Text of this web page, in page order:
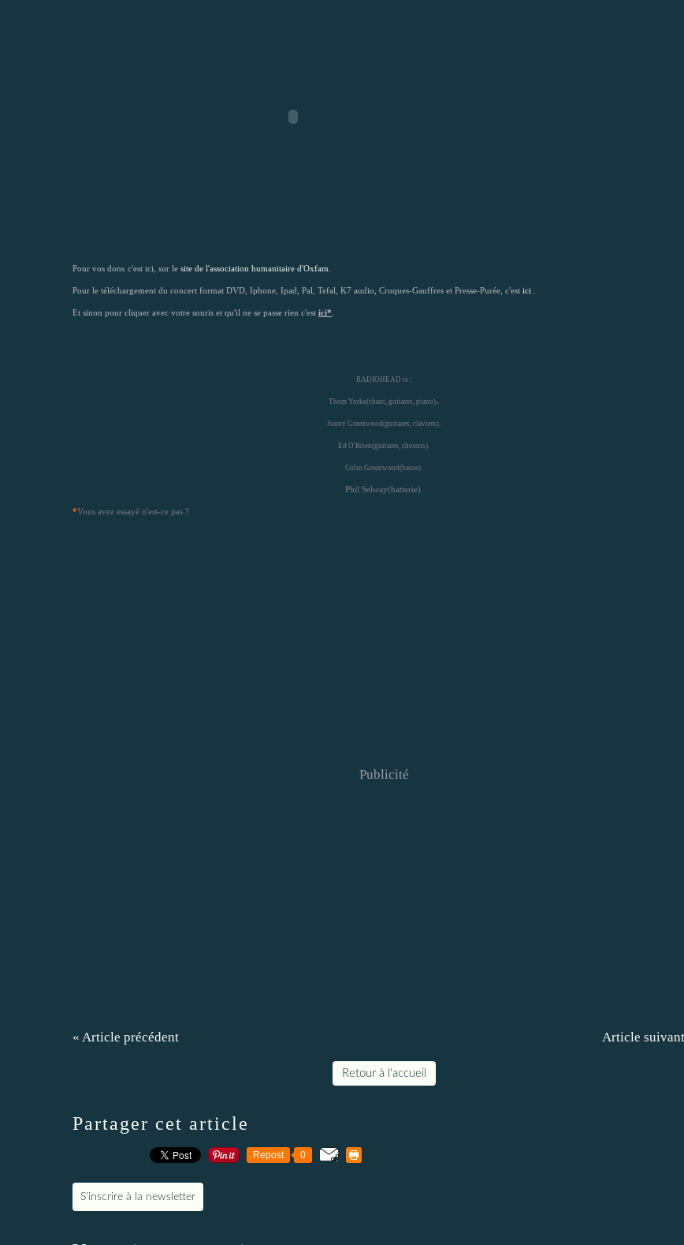
Pour vos dons c'est ici, sur le site de l'association humanitaire d'Oxfam
Pour le téléchargement du concert format DVD, Iphone, Ipad, Pal, Tefal, K7 audio, Croques-Gauffres et Presse-Purée, c'est ici
Et sinon pour cliquer avec votre souris et qu'il ne se passe rien c'est ici*
RADIOHEAD is :
Thom Yorke(chant, guitares, piano).
Jonny Greenwood(guitares, claviers).
Ed O'Brien(guitares, choeurs).
Colin Greenwood(basse).
Phil Selway(batterie).
*Vous avez essayé n'est-ce pas ?
Publicité
« Article précédent Article
Retour à l'accueil
Partager cet article
Repost 0
S'inscrire à la newsletter